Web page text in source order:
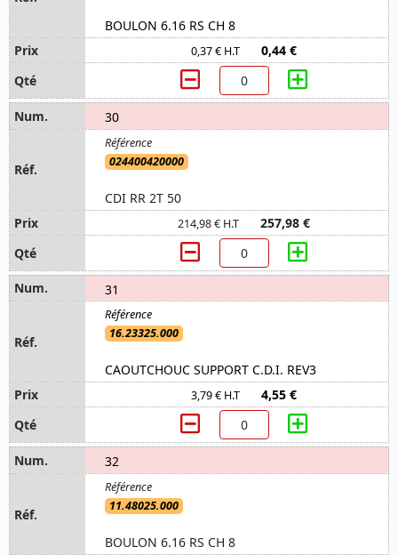
BOULON 6.16 RS CH 8
0,37 € H.T 0,44 €
30
024400420000
CDI RR 2T 50
214,98 € H.T 257,98 €
31
16.23325.000
CAOUTCHOUC SUPPORT C.D.I. REV3
3,79 € H.T 4,55 €
32
11.48025.000
BOULON 6.16 RS CH 8